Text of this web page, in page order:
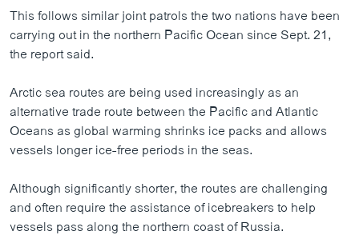
This follows similar joint patrols the two nations have been
carrying out in the northern Pacific Ocean since Sept. 21,
the report said.
Arctic sea routes are being used increasingly as an
alternative trade route between the Pacific and Atlantic
Oceans as global warming shrinks ice packs and allows
vessels longer ice-free periods in the seas.
Although significantly shorter, the routes are challenging
and often require the assistance of icebreakers to help
vessels pass along the northern coast of Russia.